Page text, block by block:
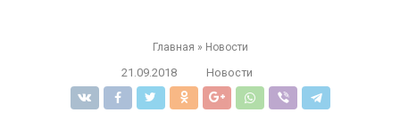
Главная » Новости
21.09.2018 Новости